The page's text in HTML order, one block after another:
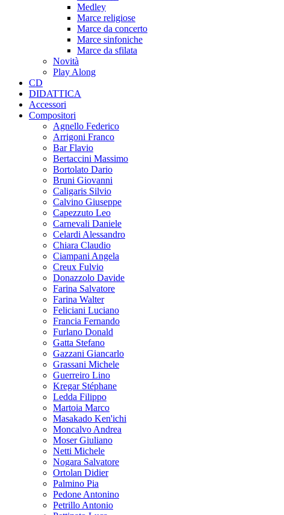
Medley
Marce religiose
Marce da concerto
Marce sinfoniche
Marce da sfilata
Novità
Play Along
CD
DIDATTICA
Accessori
Compositori
Agnello Federico
Arrigoni Franco
Bar Flavio
Bertaccini Massimo
Bortolato Dario
Bruni Giovanni
Caligaris Silvio
Calvino Giuseppe
Capezzuto Leo
Carnevali Daniele
Celardi Alessandro
Chiara Claudio
Ciampani Angela
Creux Fulvio
Donazzolo Davide
Farina Salvatore
Farina Walter
Feliciani Luciano
Francia Fernando
Furlano Donald
Gatta Stefano
Gazzani Giancarlo
Grassani Michele
Guerreiro Lino
Kregar Stéphane
Ledda Filippo
Martoia Marco
Masakado Ken'ichi
Moncalvo Andrea
Moser Giuliano
Netti Michele
Nogara Salvatore
Ortolan Didier
Palmino Pia
Pedone Antonino
Petrillo Antonio